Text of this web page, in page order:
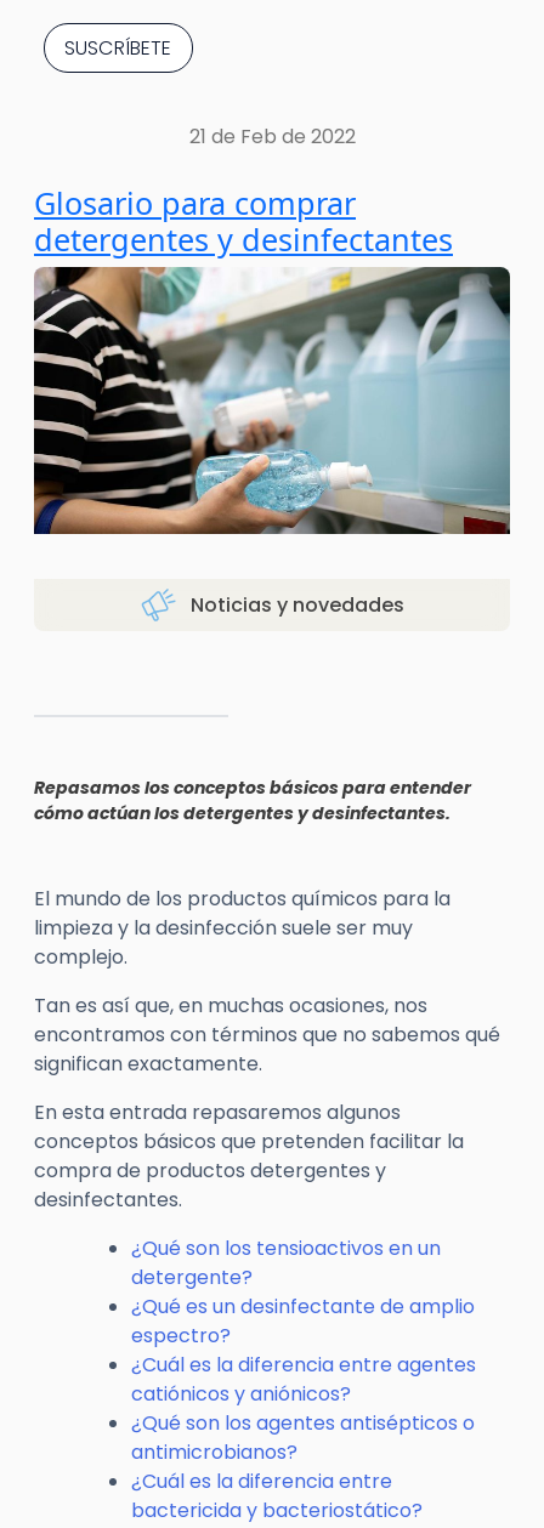
21 de Feb de 2022
Glosario para comprar
detergentes y desinfectantes
Noticias y novedades
Repasamos los conceptos básicos para entender
cómo actúan los detergentes y desinfectantes.
El mundo de los productos químicos para la
limpieza y la desinfección suele ser muy
complejo.
Tan es así que, en muchas ocasiones, nos
encontramos con términos que no sabemos qué
significan exactamente.
En esta entrada repasaremos algunos
conceptos básicos que pretenden facilitar la
compra de productos detergentes y
desinfectantes.
¿Qué son los tensioactivos en un
detergente?
¿Qué es un desinfectante de amplio
espectro?
¿Cuál es la diferencia entre agentes
catiónicos y aniónicos?
¿Qué son los agentes antisépticos o
antimicrobianos?
¿Cuál es la diferencia entre
bactericida y bacteriostático?